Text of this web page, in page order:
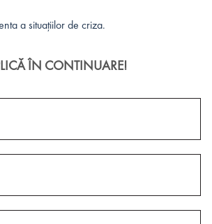
a situațiilor de criza.
ÎN CONTINUARE!